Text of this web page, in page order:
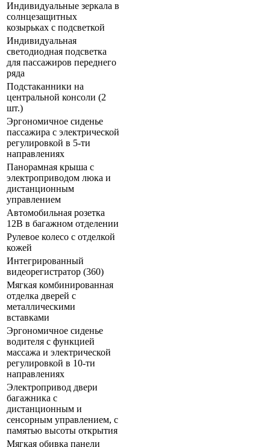
Индивидуальные зеркала в
солнцезащитных
козырьках с подсветкой
Индивидуальная
светодиодная подсветка
для пассажиров переднего
ряда
Подстаканники на
центральной консоли (2
шт.)
Эргономичное сиденье
пассажира с электрической
регулировкой в 5-ти
направлениях
Панорамная крыша с
электроприводом люка и
дистанционным
управлением
Автомобильная розетка
12В в багажном отделении
Рулевое колесо с отделкой
кожей
Интегрированный
видеорегистратор (360)
Мягкая комбинированная
отделка дверей с
металлическими
вставками
Эргономичное сиденье
водителя с функцией
массажа и электрической
регулировкой в 10-ти
направлениях
Электропривод двери
багажника с
дистанционным и
сенсорным управлением, с
памятью высоты открытия
Мягкая обивка панели